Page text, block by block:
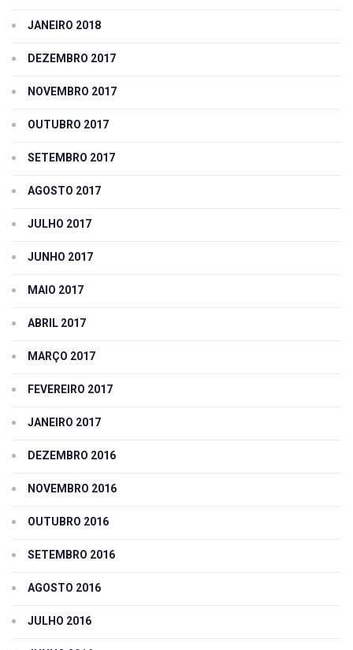
JANEIRO 2018
DEZEMBRO 2017
NOVEMBRO 2017
OUTUBRO 2017
SETEMBRO 2017
AGOSTO 2017
JULHO 2017
JUNHO 2017
MAIO 2017
ABRIL 2017
MARÇO 2017
FEVEREIRO 2017
JANEIRO 2017
DEZEMBRO 2016
NOVEMBRO 2016
OUTUBRO 2016
SETEMBRO 2016
AGOSTO 2016
JULHO 2016